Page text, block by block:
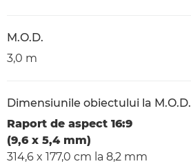
M.O.D.
3,0 m
Dimensiunile obiectului la M.O.D.
Raport de aspect 16:9
(9,6 x 5,4 mm)
314,6 x 177,0 cm la 8,2 mm